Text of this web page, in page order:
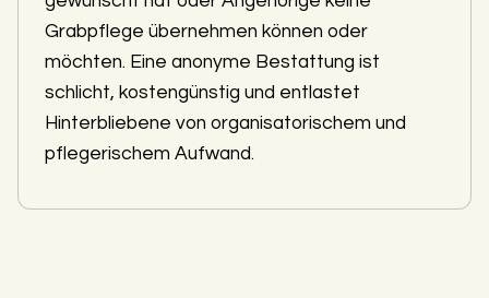
Grabpflege übernehmen können oder
möchten. Eine anonyme Bestattung ist
schlicht, kostengünstig und entlastet
Hinterbliebene von organisatorischem und
pflegerischem Aufwand.